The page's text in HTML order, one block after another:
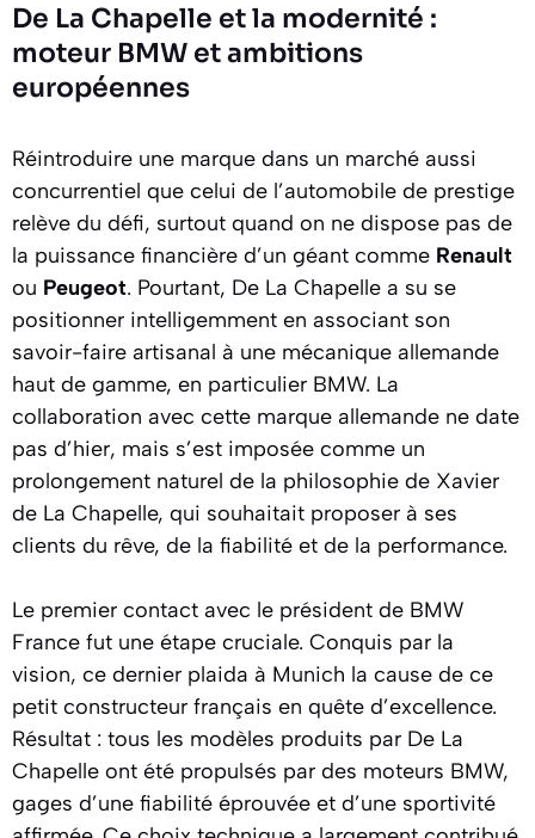
De La Chapelle et la modernité :
moteur BMW et ambitions
européennes
Réintroduire une marque dans un marché aussi
concurrentiel que celui de l’automobile de prestige
relève du défi, surtout quand on ne dispose pas de
la puissance financière d’un géant comme Renault
ou Peugeot. Pourtant, De La Chapelle a su se
positionner intelligemment en associant son
savoir-faire artisanal à une mécanique allemande
haut de gamme, en particulier BMW. La
collaboration avec cette marque allemande ne date
pas d’hier, mais s’est imposée comme un
prolongement naturel de la philosophie de Xavier
de La Chapelle, qui souhaitait proposer à ses
clients du rêve, de la fiabilité et de la performance.
Le premier contact avec le président de BMW
France fut une étape cruciale. Conquis par la
vision, ce dernier plaida à Munich la cause de ce
petit constructeur français en quête d’excellence.
Résultat : tous les modèles produits par De La
Chapelle ont été propulsés par des moteurs BMW,
gages d’une fiabilité éprouvée et d’une sportivité